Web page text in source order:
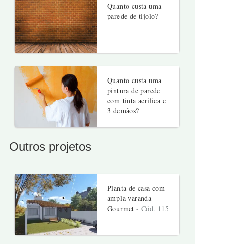
Quanto custa uma
parede de tijolo?
Quanto custa uma
pintura de parede
com tinta acrílica e
3 demãos?
Outros projetos
Planta de casa com
ampla varanda
Gourmet- Cód. 115